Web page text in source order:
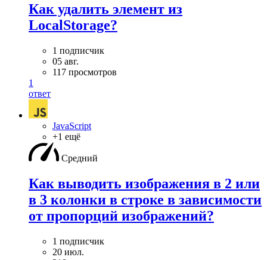
Как удалить элемент из
LocalStorage?
1 подписчик
05 авг.
117 просмотров
1
ответ
JavaScript
+1 ещё
Средний
Как выводить изображения в 2 или
в 3 колонки в строке в зависимости
от пропорций изображений?
1 подписчик
20 июл.